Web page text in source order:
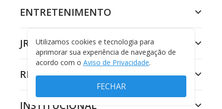
ENTRETENIMENTO
JR 24H
RECORD
INSTITUCIONAL
Utilizamos cookies e tecnologia para
aprimorar sua experiência de navegação de
acordo com o Aviso de Privacidade.
FECHAR